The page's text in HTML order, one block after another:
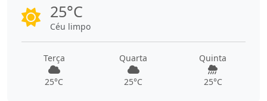
25°C
Céu limpo
Terça
25°C
Quarta
25°C
Quinta
25°C